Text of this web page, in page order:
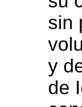
sin
y
de